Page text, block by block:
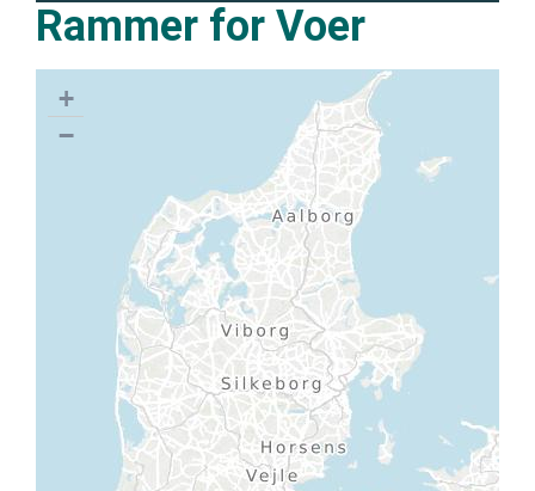
Rammer for Voer
+
−